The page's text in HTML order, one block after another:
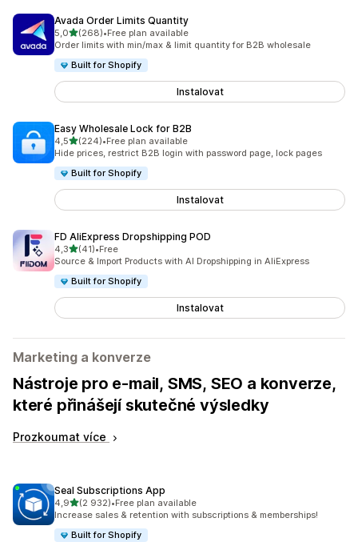
Avada Order Limits Quantity
5,0z 5 hvězd
(268)
Celkový počet recenzí: 268
•Free plan available
Order limits with min/max & limit quantity for B2B wholesale
Built for Shopify
Instalovat
Easy Wholesale Lock for B2B
4,5z 5 hvězd
(224)
Celkový počet recenzí: 224
•Free plan available
Hide prices, restrict B2B login with password page, lock pages
Built for Shopify
Instalovat
FD AliExpress Dropshipping POD
4,3z 5 hvězd
(41)
Celkový počet recenzí: 41
•Free
Source & Import Products with AI Dropshipping in AliExpress
Built for Shopify
Instalovat
Marketing a konverze
Nástroje pro e-mail, SMS, SEO a konverze,
které přinášejí skutečné výsledky
Prozkoumat více
Seal Subscriptions App
4,9z 5 hvězd
(2 932)
Celkový počet recenzí: 2932
•Free plan available
Increase sales & retention with subscriptions & memberships!
Built for Shopify